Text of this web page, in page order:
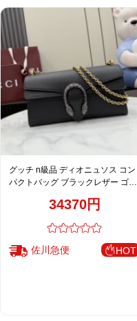
グッチ n級品 ディオニュソス コン
パクトバッグ ブラックレザー ゴー
34370円
佐川急便 HOT